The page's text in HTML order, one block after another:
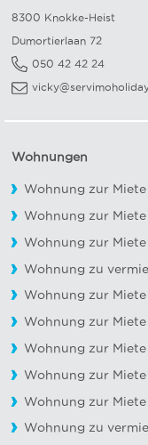
8300 Knokke-Heist
Dumortierlaan 72
050 42 42 24
Wohnungen
Wohnung zur Miete
Wohnung zur
Wohnung zur
Wohnung zu
Wohnung zur
Wohnung zur
Wohnung zur
Wohnung zur
Wohnung zur
Wohnung zu